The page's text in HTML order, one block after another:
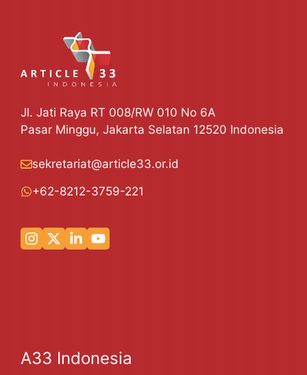
Jl. Jati Raya RT 008/RW 010 No 6A
Pasar Minggu, Jakarta Selatan 12520 Indonesia
sekretariat@article33.or.id
+62-8212-3759-221
A33 Indonesia